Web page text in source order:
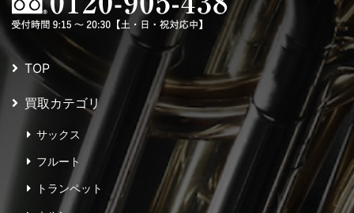
TOP
買取カテゴリ
サックス
フルート
トランペット